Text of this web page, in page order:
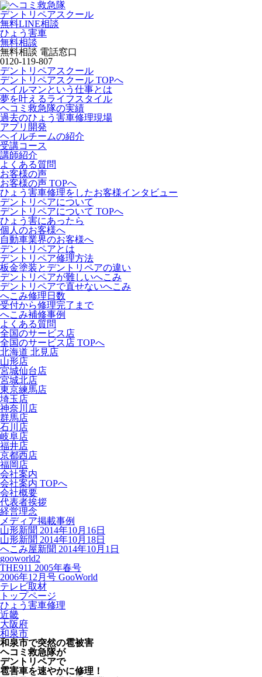
デントリペアスクール
無料LINE相談
ひょう害車
無料相談
無料相談 電話窓口
0120-119-807
デントリペアスクール
デントリペアスクール TOPへ
ヘイルマンという仕事とは
夢を叶えるライフスタイル
ヘコミ救急隊の実績
過去のひょう害車修理現場
アプリ開発
ヘイルチームの紹介
受講コース
講師紹介
よくある質問
お客様の声
お客様の声 TOPへ
ひょう害車修理をしたお客様インタビュー
デントリペアについて
デントリペアについて TOPへ
ひょう害にあったら
個人のお客様へ
自動車業界のお客様へ
デントリペアとは
デントリペア修理方法
板金塗装とデントリペアの違い
デントリペアが難しいへこみ
デントリペアで直せないへこみ
へこみ修理日数
受付から修理完了まで
へこみ補修事例
よくある質問
全国のサービス店
全国のサービス店 TOPへ
北海道 北見店
山形店
宮城仙台店
宮城北店
東京練馬店
埼玉店
神奈川店
群馬店
石川店
岐阜店
福井店
京都西店
福岡店
会社案内
会社案内 TOPへ
会社概要
代表者挨拶
経営理念
メディア掲載事例
山形新聞 2014年10月16日
山形新聞 2014年10月18日
へこみ屋新聞 2014年10月1日
gooworld2
THE911 2005年春号
2006年12月号 GooWorld
テレビ取材
トップページ
ひょう害車修理
近畿
大阪府
和泉市
和泉市で突然の雹被害
ヘコミ救急隊が
デントリペアで
雹害車を速やかに修理！